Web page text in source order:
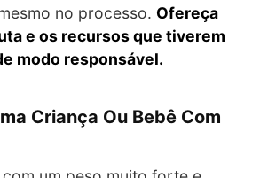
no processo. Ofereça
e os recursos que tiverem
modo responsável.
Criança Ou Bebê Com